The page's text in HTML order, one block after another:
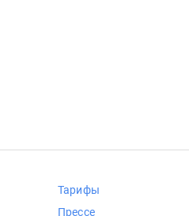
Тарифы
Прессе